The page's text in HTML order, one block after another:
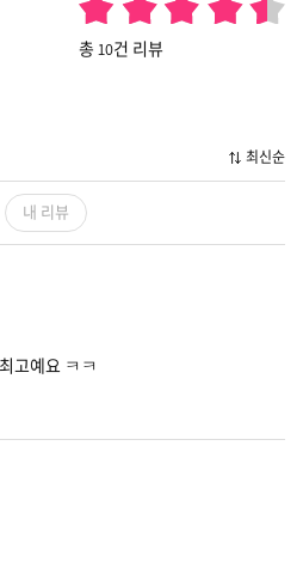
총 10건 리뷰
최신순
내 리뷰
고예요 ㅋㅋ